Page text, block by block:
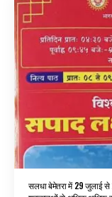
सलधा बेमेतरा में 29 जुलाई से